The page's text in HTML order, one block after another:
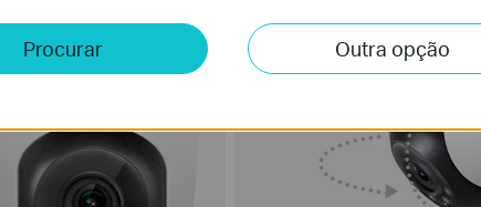
de Cobertura
Visual
Colorida
Procurar Outra opção